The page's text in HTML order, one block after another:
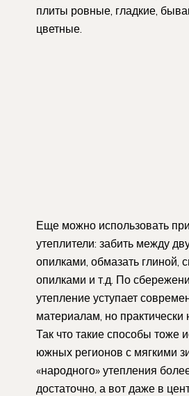
плиты ровные, гладкие,
цветные.
Еще можно использовать
утеплители: забить между
опилками, обмазать глиной,
опилками и т.д. По
утепление уступает
материалам, но практически
Так что такие способы тоже
южных регионов с мягкими
«народного» утепления
достаточно, а вот даже в